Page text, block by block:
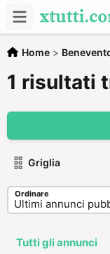
Home >
1 risultati
Griglia
Ordinare
Tutti gli annunci